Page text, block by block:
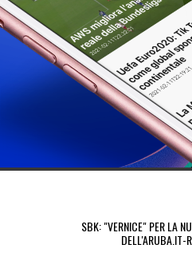
SBK: "VERNICE" PER LA
DELL'ARUBA.IT-